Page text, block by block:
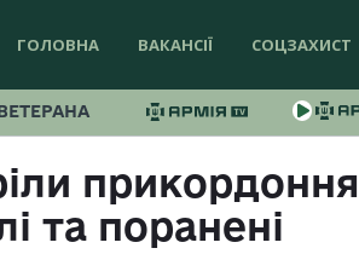
ГОЛОВНА ВАКАНСІЇ СОЦЗАХИСТ
прикордоння
та поранені